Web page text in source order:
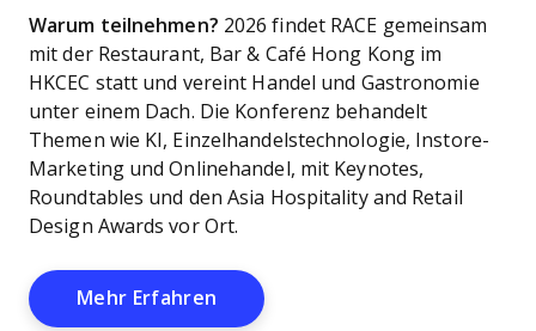
Warum teilnehmen? 2026 findet RACE gemeinsam
mit der Restaurant, Bar & Café Hong Kong im
HKCEC statt und vereint Handel und Gastronomie
unter einem Dach. Die Konferenz behandelt
Themen wie KI, Einzelhandelstechnologie, Instore-
Marketing und Onlinehandel, mit Keynotes,
Roundtables und den Asia Hospitality and Retail
Design Awards vor Ort.
Mehr Erfahren Opens New Window